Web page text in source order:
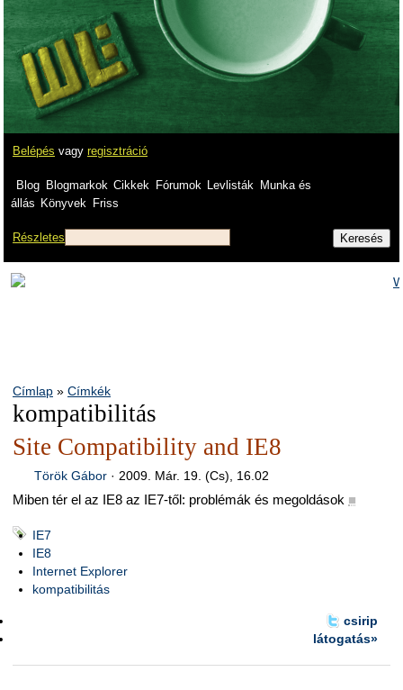
Belépés vagy regisztráció
Blog Blogmarkok Cikkek Fórumok Levlisták
Munka és
állás Könyvek Friss
Részletes
Címlap » Címkék
kompatibilitás
Site Compatibility and IE8
Török Gábor· 2009. Már. 19. (Cs), 16.02
Miben tér el az IE8 az IE7-től: problémák és megoldások ■
IE7
IE8
Internet Explorer
kompatibilitás
csirip
látogatás»